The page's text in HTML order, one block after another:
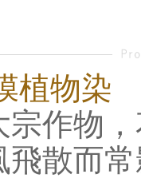
植物染
宗作物
散而